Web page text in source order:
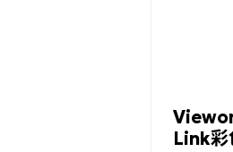
Link